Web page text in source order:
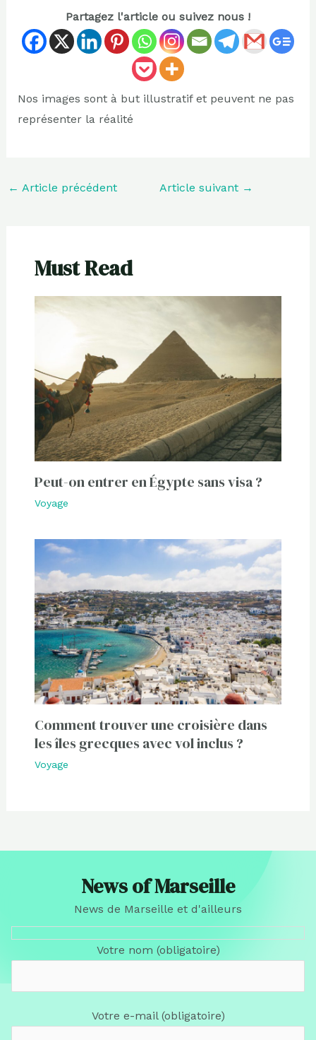
Partagez l'article ou suivez nous !
Nos images sont à but illustratif et peuvent ne pas
représenter la réalité
← Article précédent Article suivant →
Must Read
Peut-on entrer en Égypte sans visa ?
Voyage
Comment trouver une croisière dans
les îles grecques avec vol inclus ?
Voyage
News of Marseille
News de Marseille et d'ailleurs
Votre nom (obligatoire)
Votre e-mail (obligatoire)